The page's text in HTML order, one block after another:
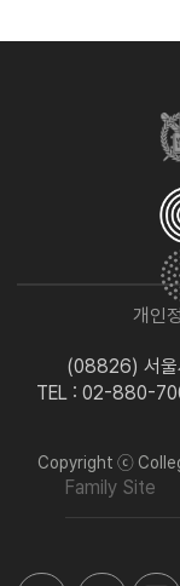
개인
(08826) 서울
TEL : 02-880-
Copyright ⓒ
Family Site